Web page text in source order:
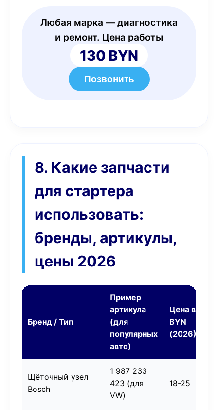
Любая марка — диагностика
и ремонт. Цена работы
130 BYN
Позвонить
8. Какие запчасти
для стартера
использовать:
бренды, артикулы,
цены 2026
Бренд / Тип
Пример
артикула
(для
популярных
авто)
Цена в
BYN
(2026)
Щёточный узел
Bosch
1 987 233
423 (для
VW)
18-25